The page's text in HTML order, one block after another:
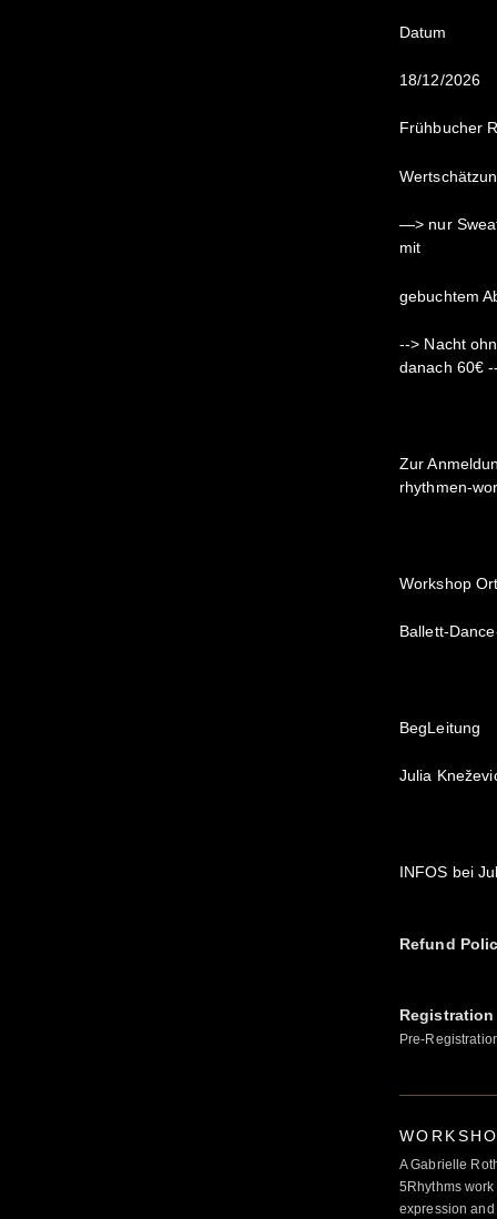
Datum
18/12/2026
Frühbucher
—> nur
mit
gebuchtem
--> Nacht
danach 60€
Zur
rhythmen-
Workshop
Ballett-
BegLeitung
Julia
INFOS bei
Refund
Pre-
A Gabrielle
5Rhythms
expression